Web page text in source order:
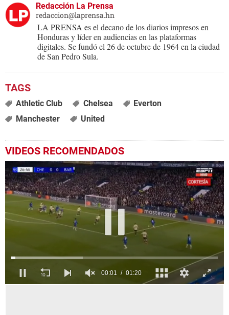
Redacción La Prensa
redaccion@laprensa.hn
LA PRENSA es el decano de los diarios impresos en
Honduras y líder en audiencias en las plataformas
digitales. Se fundó el 26 de octubre de 1964 en la ciudad
de San Pedro Sula.
Athletic Club Chelsea
Everton
Manchester
United
VIDEOS RECOMENDADOS